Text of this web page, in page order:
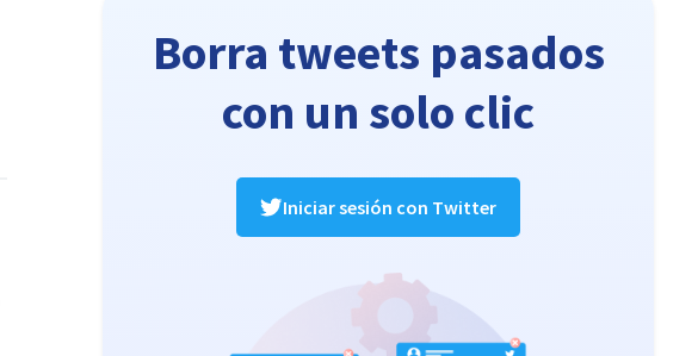
Borra tweets pasados
con un solo clic
Iniciar sesión con Twitter